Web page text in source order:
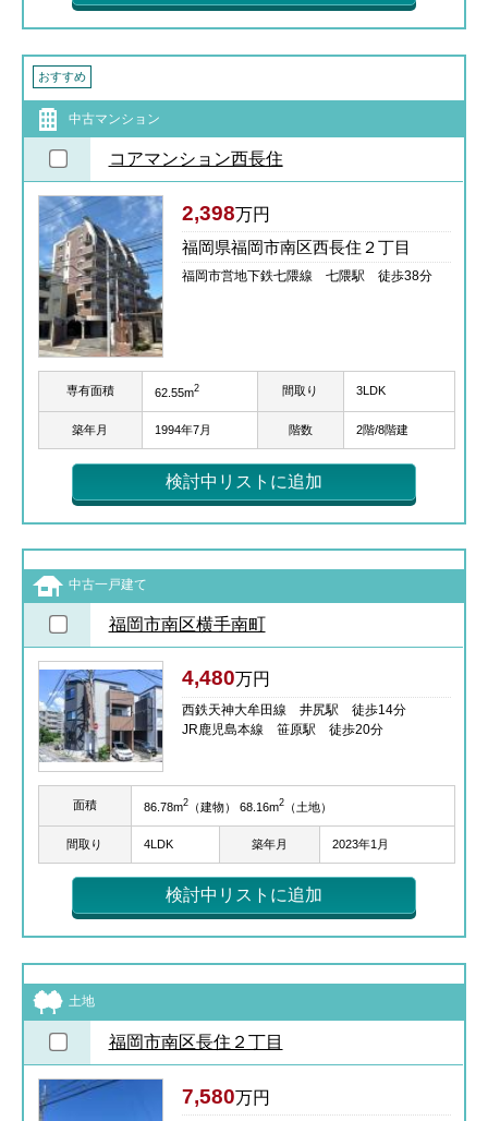
おすすめ
中古マンション
コアマンション西長住
2,398万円
福岡県福岡市南区西長住２丁目
福岡市営地下鉄七隈線 七隈駅 徒歩38分
専有面積 62.55m2 間取り 3LDK
築年月 1994年7月 階数 2階/8階建
検討中リストに追加
中古一戸建て
福岡市南区横手南町
4,480万円
西鉄天神大牟田線 井尻駅 徒歩14分
JR鹿児島本線 笹原駅 徒歩20分
面積 86.78m2（建物） 68.16m2（土地）
間取り 4LDK 築年月 2023年1月
検討中リストに追加
土地
福岡市南区長住２丁目
7,580万円